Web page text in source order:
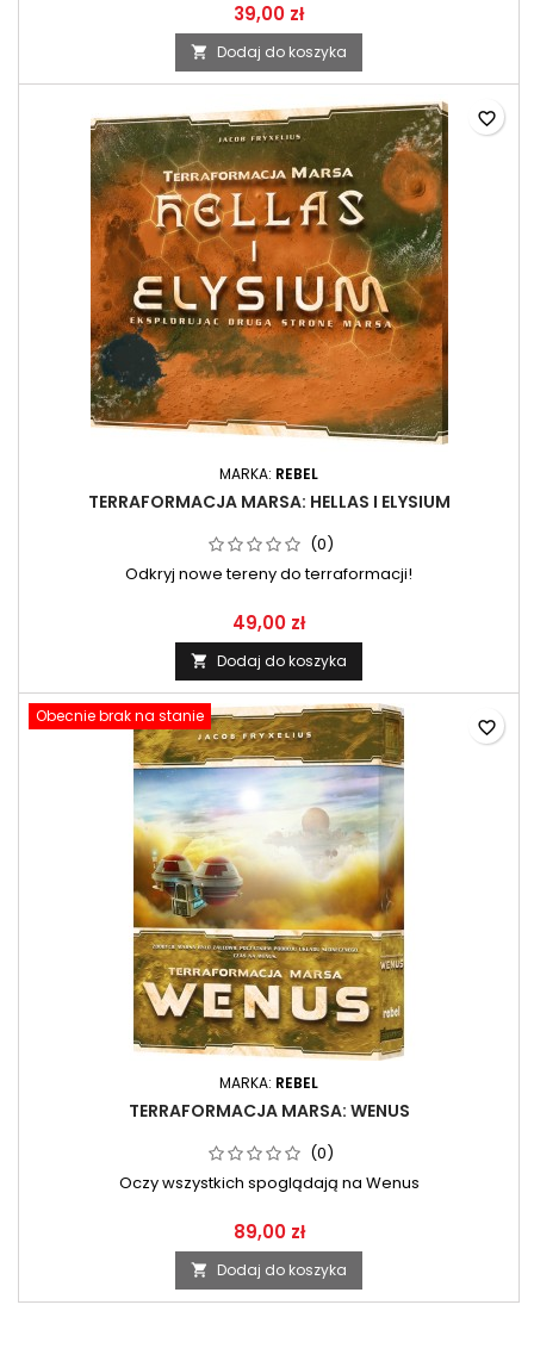
39,00 zł
 Dodaj do koszyka
MARKA: REBEL
TERRAFORMACJA MARSA: HELLAS I ELYSIUM
(0)
Odkryj nowe tereny do terraformacji!
49,00 zł
 Dodaj do koszyka
favorite_border
Obecnie brak na stanie
MARKA: REBEL
TERRAFORMACJA MARSA: WENUS
(0)
Oczy wszystkich spoglądają na Wenus
89,00 zł
 Dodaj do koszyka
favorite_border